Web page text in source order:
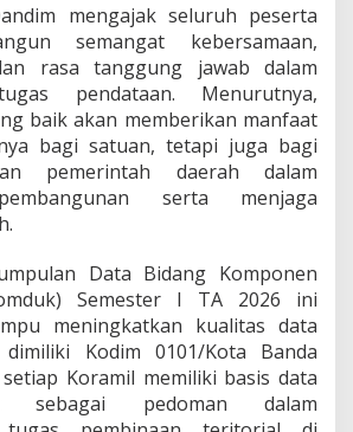
mengajak seluruh peserta
semangat kebersamaan,
rasa tanggung jawab dalam
pendataan. Menurutnya,
baik akan memberikan manfaat
bagi satuan, tetapi juga bagi
pemerintah daerah dalam
serta menjaga
Data Bidang Komponen
Semester I TA 2026 ini
meningkatkan kualitas data
Kodim 0101/Kota Banda
Koramil memiliki basis data
sebagai pedoman dalam